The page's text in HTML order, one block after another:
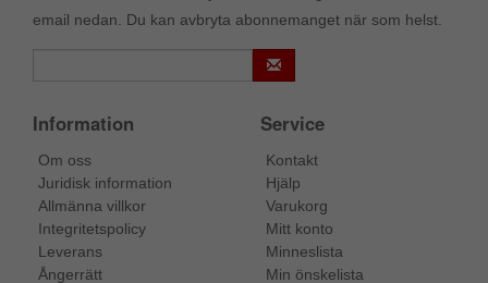
email nedan. Du kan avbryta abonnemanget när som helst.
Information
Om oss
Juridisk information
Allmänna villkor
Integritetspolicy
Leverans
Ångerrätt
Service
Kontakt
Hjälp
Varukorg
Mitt konto
Minneslista
Min önskelista